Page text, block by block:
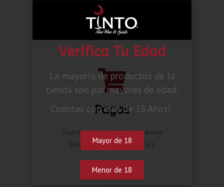
Envíos nacionales hasta la puerta de tu casa desde L.
80.00*
Pagos
Transferencia por BAC o Atlántida
Botón de pago Compra Click
Verifica Tu Edad
La mayoría de productos de la
tienda son par mayores de edad.
Cuentas con mas de 18 Años?
Mayor de 18
Menor de 18